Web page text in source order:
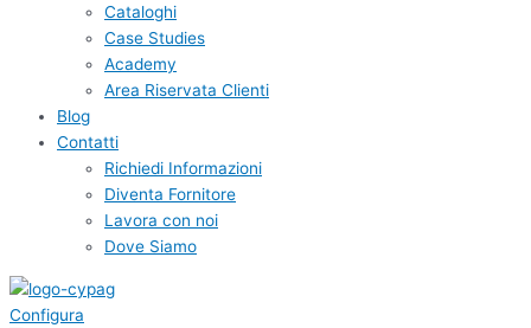
Cataloghi
Case Studies
Academy
Area Riservata Clienti
Blog
Contatti
Richiedi Informazioni
Diventa Fornitore
Lavora con noi
Dove Siamo
Configura